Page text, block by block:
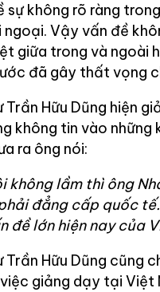
sự không rõ ràng
ngoại. Vậy vấn đề
giữa trong và ngoài
đã gây thất vọng
Trần Hữu Dũng hiện
không tin vào những
ra ông nói:
không lầm thì ông
đẳng cấp quốc
đề lớn hiện nay của
Trần Hữu Dũng cũng
giảng dạy tại Việt